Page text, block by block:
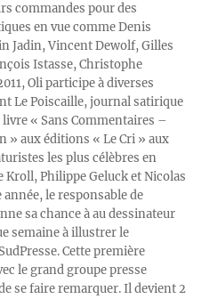
commandes pour des
en vue comme Denis
Jadin, Vincent Dewolf, Gilles
Istasse, Christophe
Oli participe à diverses
Le Poiscaille, journal satirique
« Sans Commentaires –
» aux éditions « Le Cri » aux
les plus célèbres en
Kroll, Philippe Geluck et Nicolas
année, le responsable de
sa chance à au dessinateur
semaine à illustrer le
Cette première
le grand groupe presse
se faire remarquer. Il devient 2